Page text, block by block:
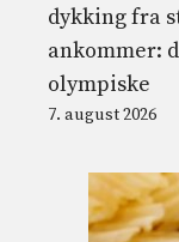
dykking fra
ankommer:
olympiske
7. august 2026